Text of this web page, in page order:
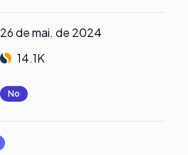
26 de mai. de 2024
14.1K
No